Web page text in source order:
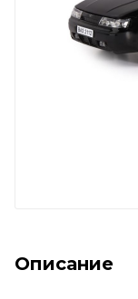
Описание